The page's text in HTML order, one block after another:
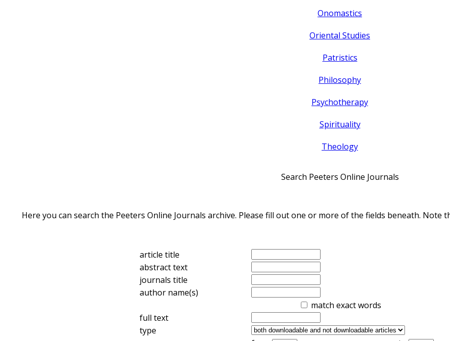
Onomastics
Oriental Studies
Patristics
Philosophy
Psychotherapy
Spirituality
Theology
Search Peeters Online Journals
Here you can search the Peeters Online Journals archive. Please fill out one or more of the fields beneath. Note
article title
abstract text
journals title
author name(s)
match exact words
full text
type